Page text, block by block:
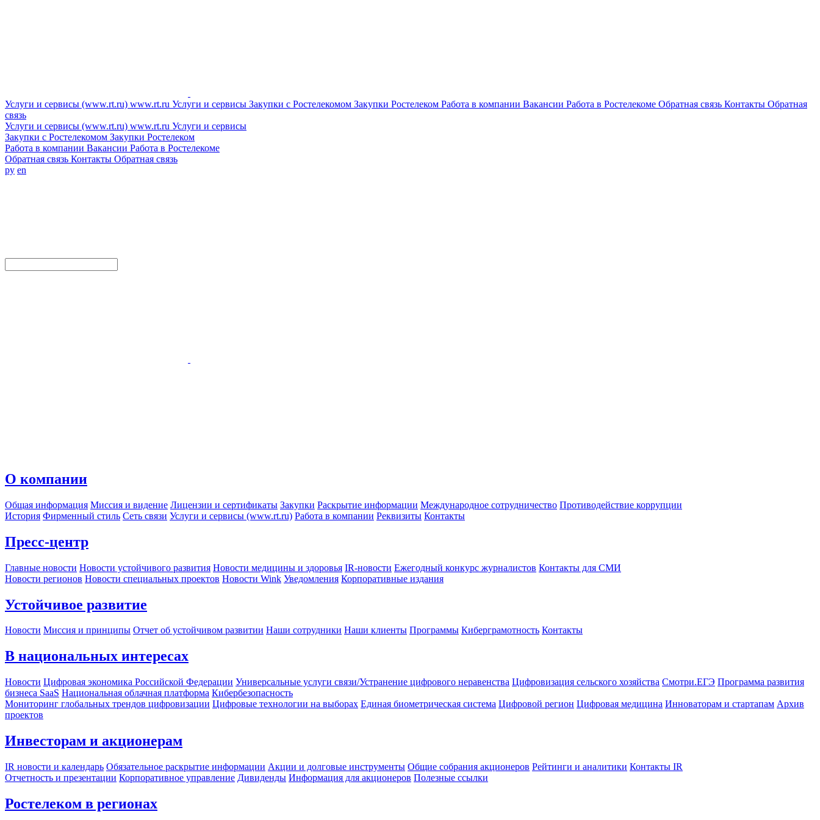
Услуги и сервисы (www.rt.ru) www.rt.ru Услуги и сервисы Закупки с Ростелекомом Закупки Ростелеком Работа в компании Вакансии Работа в Ростелекоме Обратная связь Контакты Обратная
связь
Услуги и сервисы (www.rt.ru) www.rt.ru Услуги и сервисы
Закупки с Ростелекомом Закупки Ростелеком
Работа в компании Вакансии Работа в Ростелекоме
Обратная связь Контакты Обратная связь
ру en
О компании
Общая информация Миссия и видение Лицензии и сертификаты Закупки Раскрытие информации Международное сотрудничество Противодействие коррупции
История Фирменный стиль Сеть связи Услуги и сервисы (www.rt.ru) Работа в компании Реквизиты Контакты
Пресс-центр
Главные новости Новости устойчивого развития Новости медицины и здоровья IR-новости Ежегодный конкурс журналистов Контакты для СМИ
Новости регионов Новости специальных проектов Новости Wink Уведомления Корпоративные издания
Устойчивое развитие
Новости Миссия и принципы Отчет об устойчивом развитии Наши сотрудники Наши клиенты Программы Киберграмотность Контакты
В национальных интересах
Новости Цифровая экономика Российской Федерации Универсальные услуги связи/Устранение цифрового неравенства Цифровизация сельского хозяйства Смотри.ЕГЭ Программа развития
бизнеса SaaS Национальная облачная платформа Кибербезопасность
Мониторинг глобальных трендов цифровизации Цифровые технологии на выборах Единая биометрическая система Цифровой регион Цифровая медицина Инноваторам и стартапам Архив
проектов
Инвесторам и акционерам
IR новости и календарь Обязательное раскрытие информации Акции и долговые инструменты Общие собрания акционеров Рейтинги и аналитики Контакты IR
Отчетность и презентации Корпоративное управление Дивиденды Информация для акционеров Полезные ссылки
Ростелеком в регионах